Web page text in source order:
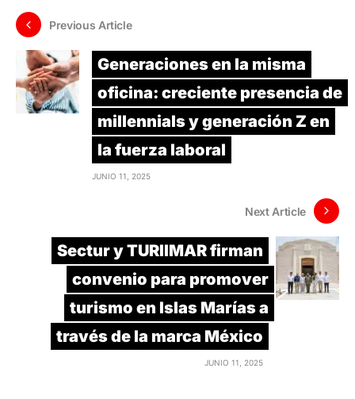
Previous Article
Generaciones en la misma
oficina: creciente presencia de
millennials y generación Z en
la fuerza laboral
JUNIO 11, 2025
Next Article
Sectur y TURIIMAR firman
convenio para promover
turismo en Islas Marías a
través de la marca México
JUNIO 11, 2025